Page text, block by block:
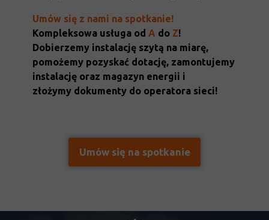
Umów się na spotkanie
Umów się z nami na spotkanie!
Kompleksowa usługa od A do Z!
Dobierzemy instalację szytą na miarę,
pomożemy pozyskać dotację, zamontujemy
instalację oraz magazyn energii i
złożymy dokumenty do operatora sieci!